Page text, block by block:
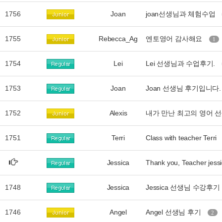
1756 Joan joan선생님과 체험수업
1755 Rebecca_Ag 엔토영어 감사해요 1
1754 Lei Lei 선생님과 수업후기.
1753 Joan Joan 선생님 후기입니다.
1752 Alexis 내가 만난 최고의 영어
1751 Terri Class with teacher Terri
Jessica Thank you, Teacher
1748 Jessica Jessica 선생님 수강후기
1746 Angel Angel 선생님 후기 2